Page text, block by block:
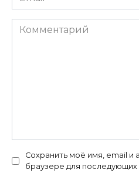
*
Комментарий
Сохранить моё имя, email и
браузере для